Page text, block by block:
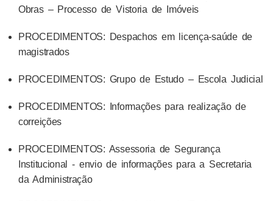
Obras – Processo de Vistoria de Imóveis
PROCEDIMENTOS: Despachos em licença-saúde de
magistrados
PROCEDIMENTOS: Grupo de Estudo – Escola Judicial
PROCEDIMENTOS: Informações para realização de
correições
PROCEDIMENTOS: Assessoria de Segurança
Institucional - envio de informações para a Secretaria
da Administração